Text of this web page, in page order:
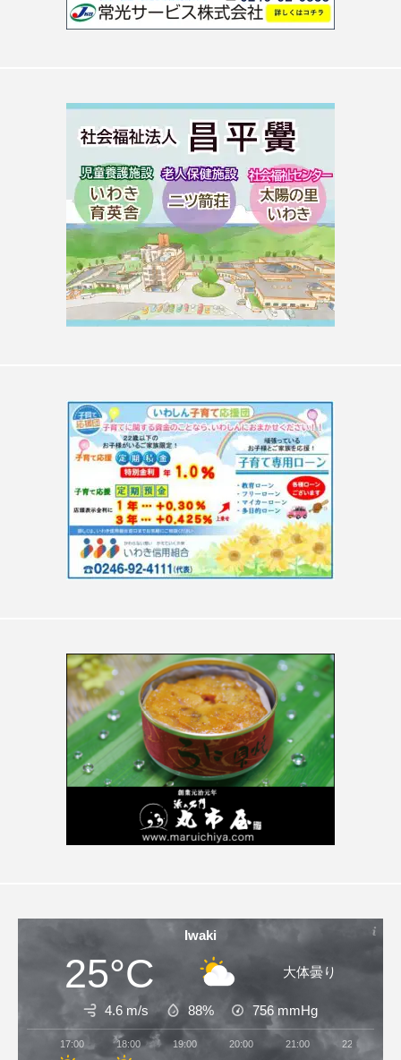
Iwaki
25°C 大体曇り
4.6 m/s 88% 756 mmHg
17:00 18:00 19:00 20:00 21:00 22:00